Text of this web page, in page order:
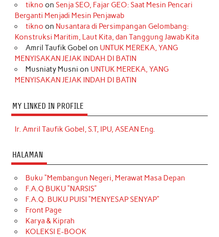
tikno on Senja SEO, Fajar GEO: Saat Mesin Pencari
Berganti Menjadi Mesin Penjawab
tikno on Nusantara di Persimpangan Gelombang:
Konstruksi Maritim, Laut Kita, dan Tanggung Jawab Kita
Amril Taufik Gobel on UNTUK MEREKA, YANG
MENYISAKAN JEJAK INDAH DI BATIN
Musniaty Musni on UNTUK MEREKA, YANG
MENYISAKAN JEJAK INDAH DI BATIN
MY LINKED IN PROFILE
Ir. Amril Taufik Gobel, S.T, IPU, ASEAN Eng.
HALAMAN
Buku “Membangun Negeri, Merawat Masa Depan
F.A.Q BUKU “NARSIS”
F.A.Q. BUKU PUISI “MENYESAP SENYAP”
Front Page
Karya & Kiprah
KOLEKSI E-BOOK